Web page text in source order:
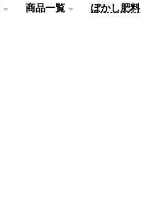
商品一覧 ぼかし肥料